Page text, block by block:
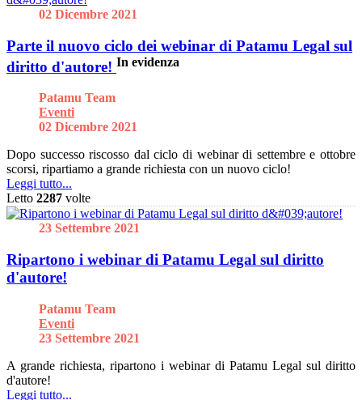
02 Dicembre 2021
Parte il nuovo ciclo dei webinar di Patamu Legal sul
diritto d'autore! In evidenza
Patamu Team
Eventi
02 Dicembre 2021
Dopo successo riscosso dal ciclo di webinar di settembre e ottobre
scorsi, ripartiamo a grande richiesta con un nuovo ciclo!
Leggi tutto...
Letto 2287 volte
23 Settembre 2021
Ripartono i webinar di Patamu Legal sul diritto
d'autore!
Patamu Team
Eventi
23 Settembre 2021
A grande richiesta, ripartono i webinar di Patamu Legal sul diritto
d'autore!
Leggi tutto...